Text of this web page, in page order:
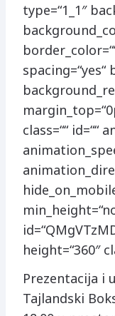
type=“1_1″
spacing=“yes“
class=““ id=““
height=“360″
Prezentacija i
Tajlandski